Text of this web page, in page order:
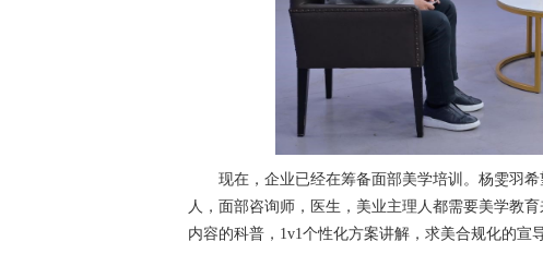
现在，企业已经在筹备面部美学培训。杨雯羽
人，面部咨询师，医生，美业主理人都需要美学教
内容的科普，1v1个性化方案讲解，求美合规化的宣